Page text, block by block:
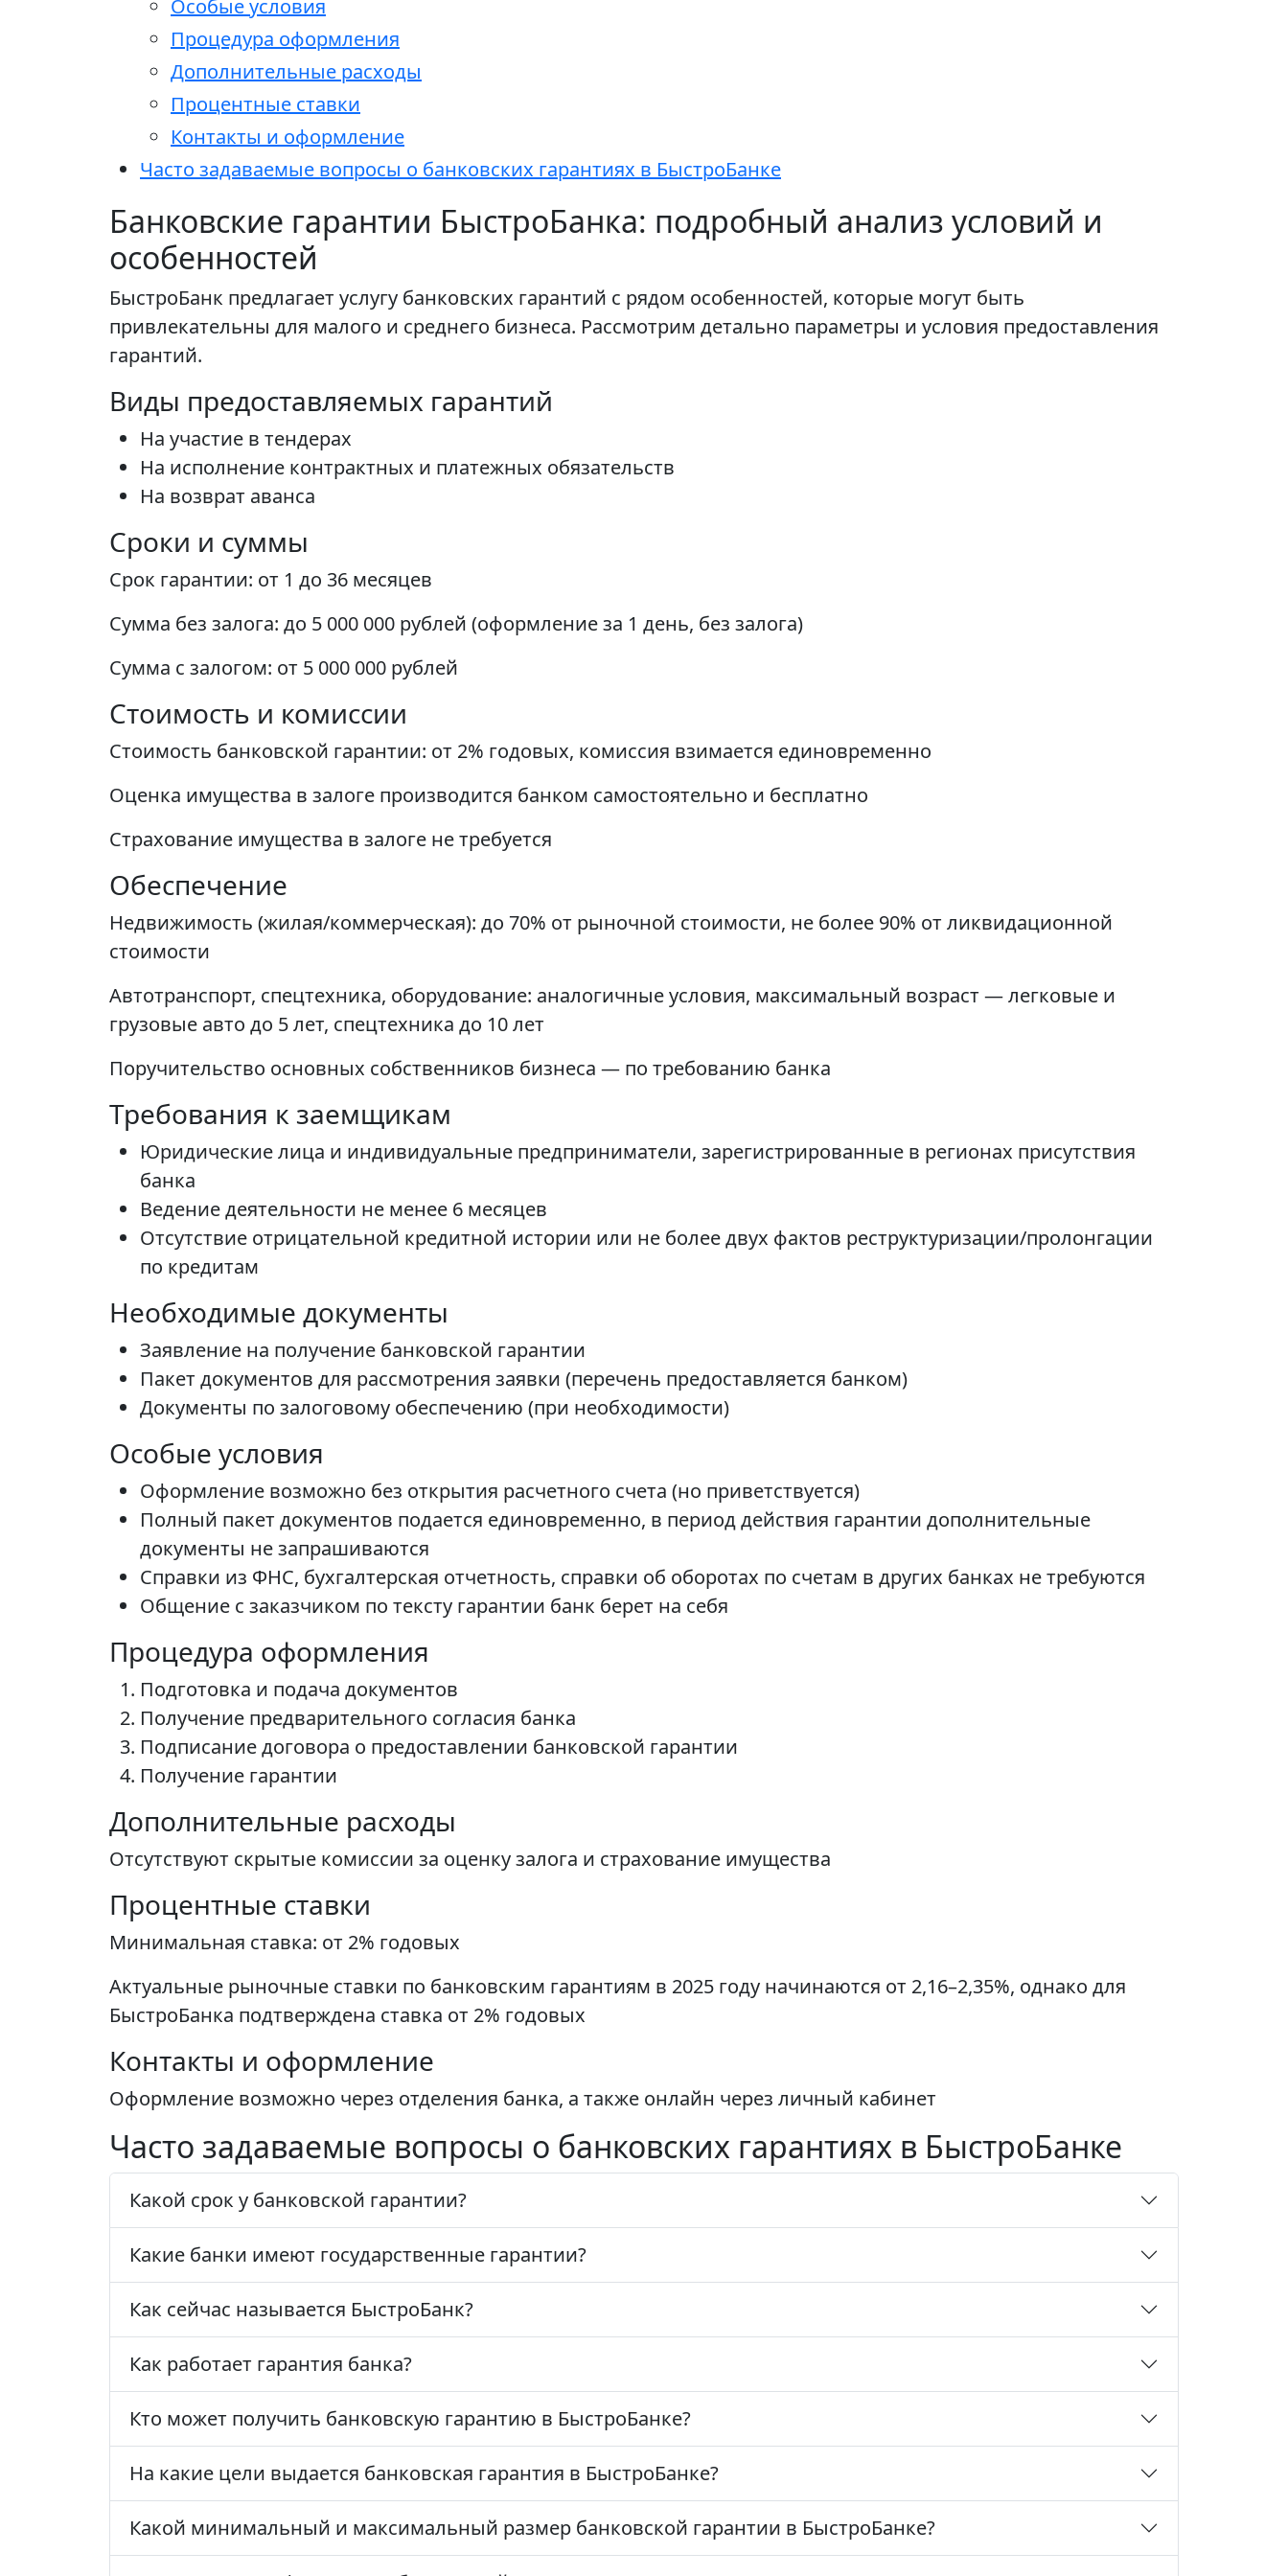
Особые условия
Процедура оформления
Дополнительные расходы
Процентные ставки
Контакты и оформление
Часто задаваемые вопросы о банковских гарантиях в БыстроБанке
Банковские гарантии БыстроБанка: подробный анализ условий и
особенностей
БыстроБанк предлагает услугу банковских гарантий с рядом особенностей, которые могут быть
привлекательны для малого и среднего бизнеса. Рассмотрим детально параметры и условия предоставления
гарантий.
Виды предоставляемых гарантий
На участие в тендерах
На исполнение контрактных и платежных обязательств
На возврат аванса
Сроки и суммы
Срок гарантии: от 1 до 36 месяцев
Сумма без залога: до 5 000 000 рублей (оформление за 1 день, без залога)
Сумма с залогом: от 5 000 000 рублей
Стоимость и комиссии
Стоимость банковской гарантии: от 2% годовых, комиссия взимается единовременно
Оценка имущества в залоге производится банком самостоятельно и бесплатно
Страхование имущества в залоге не требуется
Обеспечение
Недвижимость (жилая/коммерческая): до 70% от рыночной стоимости, не более 90% от ликвидационной
стоимости
Автотранспорт, спецтехника, оборудование: аналогичные условия, максимальный возраст — легковые и
грузовые авто до 5 лет, спецтехника до 10 лет
Поручительство основных собственников бизнеса — по требованию банка
Требования к заемщикам
Юридические лица и индивидуальные предприниматели, зарегистрированные в регионах присутствия
банка
Ведение деятельности не менее 6 месяцев
Отсутствие отрицательной кредитной истории или не более двух фактов реструктуризации/пролонгации
по кредитам
Необходимые документы
Заявление на получение банковской гарантии
Пакет документов для рассмотрения заявки (перечень предоставляется банком)
Документы по залоговому обеспечению (при необходимости)
Особые условия
Оформление возможно без открытия расчетного счета (но приветствуется)
Полный пакет документов подается единовременно, в период действия гарантии дополнительные
документы не запрашиваются
Справки из ФНС, бухгалтерская отчетность, справки об оборотах по счетам в других банках не требуются
Общение с заказчиком по тексту гарантии банк берет на себя
Процедура оформления
Подготовка и подача документов
Получение предварительного согласия банка
Подписание договора о предоставлении банковской гарантии
Получение гарантии
Дополнительные расходы
Отсутствуют скрытые комиссии за оценку залога и страхование имущества
Процентные ставки
Минимальная ставка: от 2% годовых
Актуальные рыночные ставки по банковским гарантиям в 2025 году начинаются от 2,16–2,35%, однако для
БыстроБанка подтверждена ставка от 2% годовых
Контакты и оформление
Оформление возможно через отделения банка, а также онлайн через личный кабинет
Часто задаваемые вопросы о банковских гарантиях в БыстроБанке
Какой срок у банковской гарантии?
Какие банки имеют государственные гарантии?
Как сейчас называется БыстроБанк?
Как работает гарантия банка?
Кто может получить банковскую гарантию в БыстроБанке?
На какие цели выдается банковская гарантия в БыстроБанке?
Какой минимальный и максимальный размер банковской гарантии в БыстроБанке?